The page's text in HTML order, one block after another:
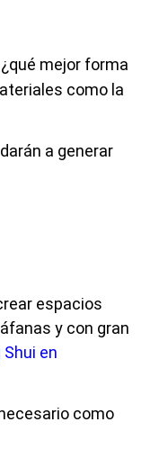
mejor forma
como la
a generar
espacios
y con gran
Shui en
como